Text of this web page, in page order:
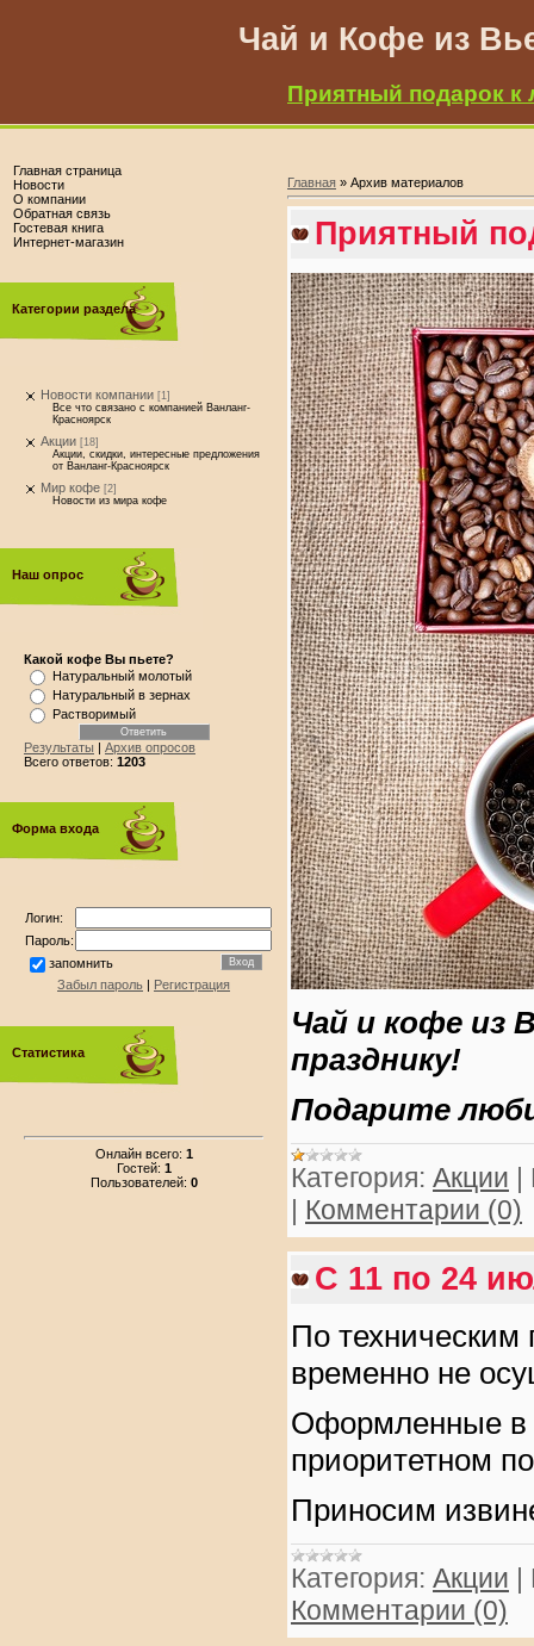
Чай и Кофе из
Приятный подарок к
Главная страница
Новости
О компании
Обратная связь
Гостевая книга
Интернет-магазин
Категории раздела
Новости компании [1]
Все что связано с компанией Ванланг-
Красноярск
Акции [18]
Акции, скидки, интересные предложения
от Ванланг-Красноярск
Мир кофе [2]
Новости из мира кофе
Наш опрос
Какой кофе Вы пьете?
Натуральный молотый
Натуральный в зернах
Растворимый
Результаты | Архив опросов
Всего ответов: 1203
Форма входа
Логин:
Пароль:
запомнить
Забыл пароль | Регистрация
Статистика
Онлайн всего: 1
Гостей: 1
Пользователей: 0
Главная » Архив материалов
Приятный
Чай и кофе из
празднику!
Подарите
Категория: Акции
Комментарии (0)
С 11 по 24
По техническим
временно не
Оформленные в
приоритетном
Приносим
Категория: Акции
Комментарии (0)